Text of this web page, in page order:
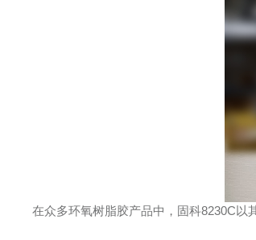
在众多环氧树脂胶产品中，固科8230C以